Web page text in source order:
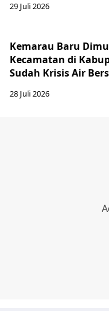
29 Juli 2026
Kemarau Baru
Kecamatan di
Sudah Krisis Air
28 Juli 2026